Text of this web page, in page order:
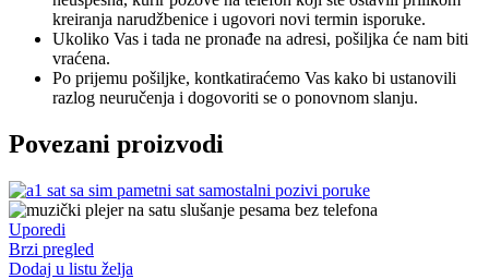
kreiranja narudžbenice i ugovori novi termin isporuke.
Ukoliko Vas i tada ne pronađe na adresi, pošiljka će nam biti
vraćena.
Po prijemu pošiljke, kontkatiraćemo Vas kako bi ustanovili
razlog neuručenja i dogovoriti se o ponovnom slanju.
Povezani proizvodi
Uporedi
Brzi pregled
Dodaj u listu želja